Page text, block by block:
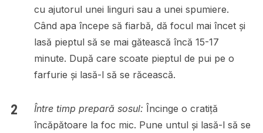
cu ajutorul unei linguri sau a unei spumiere.
Când apa începe să fiarbă, dă focul mai încet și
lasă pieptul să se mai gătească încă 15-17
minute. După care scoate pieptul de pui pe o
farfurie și lasă-l să se răcească.
Între timp prepară sosul: Încinge o cratiță
încăpătoare la foc mic. Pune untul și lasă-l să se